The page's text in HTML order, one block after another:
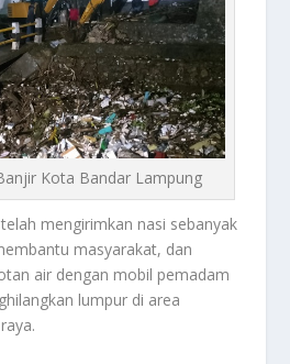
Kota Bandar Lampung
mengirimkan nasi sebanyak
masyarakat, dan
air dengan mobil pemadam
lumpur di area